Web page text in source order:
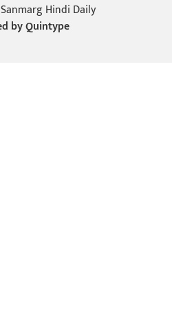
Hindi Daily
byQuintype